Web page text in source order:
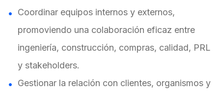
Coordinar equipos internos y externos,
promoviendo una colaboración eficaz entre
ingeniería, construcción, compras, calidad, PRL
y stakeholders.
Gestionar la relación con clientes, organismos y